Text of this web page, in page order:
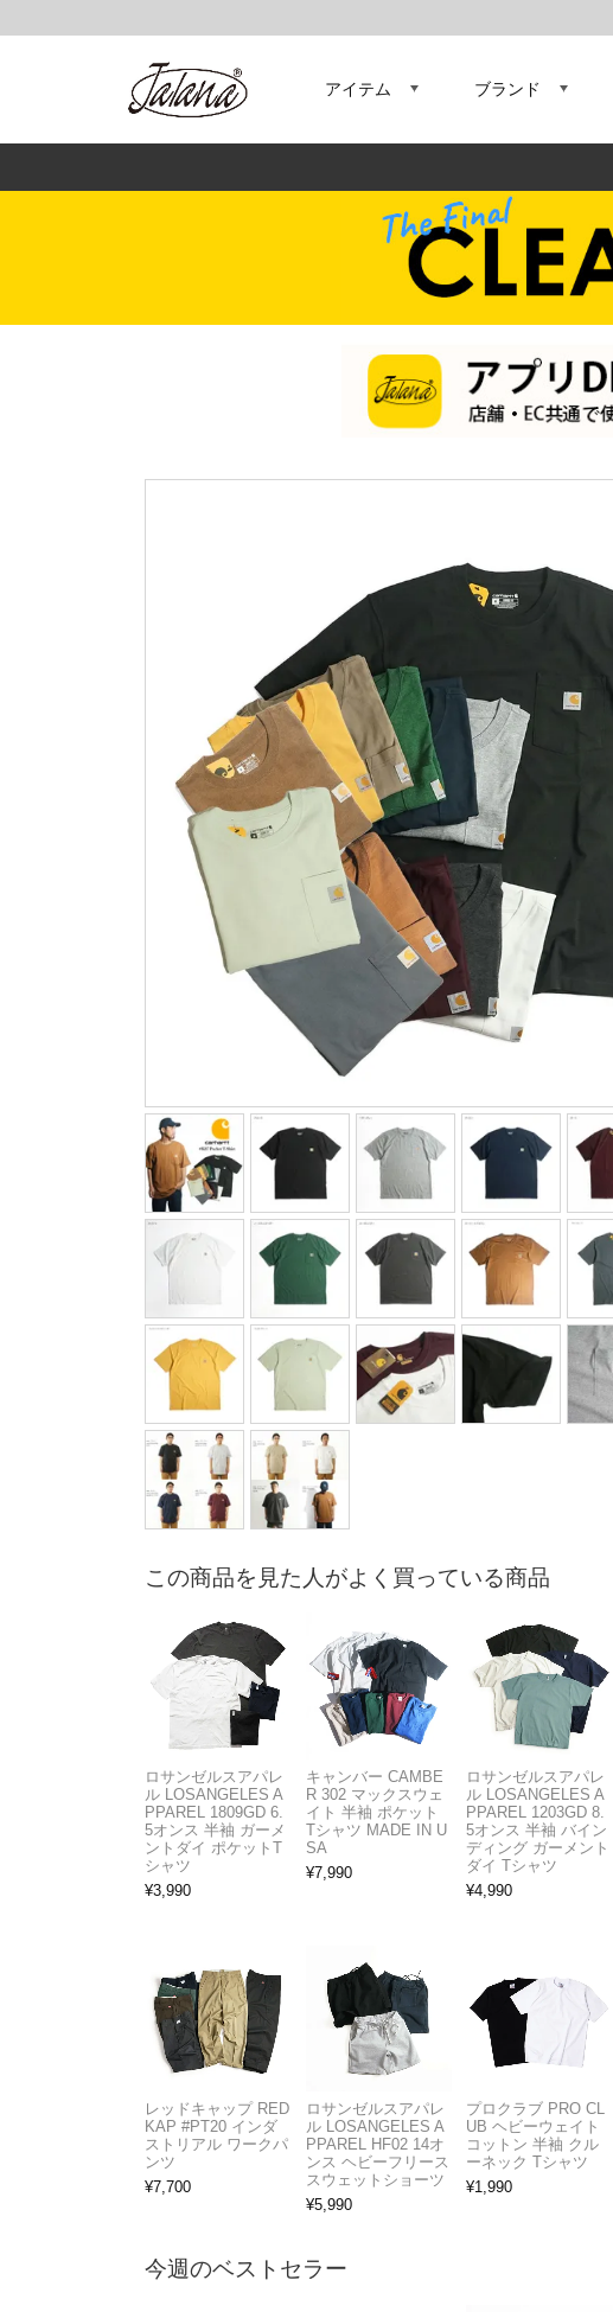
アイテム ブランド
この商品を見た人がよく買っている商品
ロサンゼルスアパレ
ル LOSANGELES A
PPAREL 1809GD 6.
5オンス 半袖 ガーメ
ントダイ ポケットT
シャツ
¥3,990
キャンバー CAMBE
R 302 マックスウェ
イト 半袖 ポケット
Tシャツ MADE IN U
SA
¥7,990
ロサンゼルスアパレ
ル LOSANGELES A
PPAREL 1203GD 8.
5オンス 半袖 バイン
ディング ガーメント
ダイ Tシャツ
¥4,990
レッドキャップ RED
KAP #PT20 インダ
ストリアル ワークパ
ンツ
¥7,700
ロサンゼルスアパレ
ル LOSANGELES A
PPAREL HF02 14オ
ンス ヘビーフリース
スウェットショーツ
¥5,990
プロクラブ PRO CL
UB ヘビーウェイト
コットン 半袖 クル
ーネック Tシャツ
¥1,990
今週のベストセラー